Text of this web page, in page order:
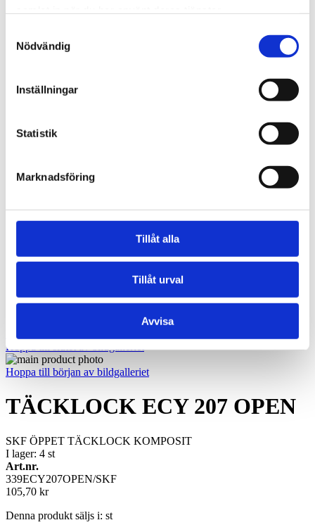
Nödvändig
Inställningar
Statistik
Marknadsföring
Tillåt alla
Tillåt urval
Avvisa
MX P - POM, smörjbar, rak
BRM-80 F - Rullad brons, hål, fläns
Oljebrons F - Sintrade, fläns
Kraftöverföring
Klassiska kilremmar
Kilremskivor
Koniska klämbussningar
Rullkedja
Vibrationsdämpare
Hoppa till slutet av bildgalleriet
Hoppa till början av bildgalleriet
TÄCKLOCK ECY 207 OPEN
SKF ÖPPET TÄCKLOCK KOMPOSIT
I lager: 4 st
Art.nr.
339ECY207OPEN/SKF
105,70 kr
Denna produkt säljs i: st